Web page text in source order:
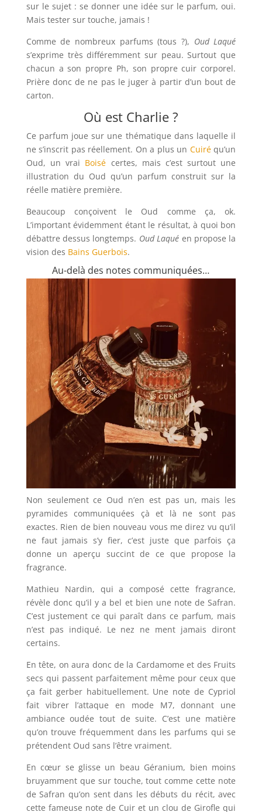
sur le sujet : se donner une idée sur le parfum, oui.
Mais tester sur touche, jamais !
Comme de nombreux parfums (tous ?), Oud Laqué
s’exprime très différemment sur peau. Surtout que
chacun a son propre Ph, son propre cuir corporel.
Prière donc de ne pas le juger à partir d’un bout de
carton.
Où est Charlie ?
Ce parfum joue sur une thématique dans laquelle il
ne s’inscrit pas réellement. On a plus un Cuiréqu’un
Oud, un vrai Boisé certes, mais c’est surtout une
illustration du Oud qu’un parfum construit sur la
réelle matière première.
Beaucoup conçoivent le Oud comme ça, ok.
L’important évidemment étant le résultat, à quoi bon
débattre dessus longtemps. Oud Laqué en propose la
vision des Bains Guerbois.
Au-delà des notes communiquées…
Non seulement ce Oud n’en est pas un, mais les
pyramides communiquées çà et là ne sont pas
exactes. Rien de bien nouveau vous me direz vu qu’il
ne faut jamais s’y fier, c’est juste que parfois ça
donne un aperçu succint de ce que propose la
fragrance.
Mathieu Nardin, qui a composé cette fragrance,
révèle donc qu’il y a bel et bien une note de Safran.
C’est justement ce qui paraît dans ce parfum, mais
n’est pas indiqué. Le nez ne ment jamais diront
certains.
En tête, on aura donc de la Cardamome et des Fruits
secs qui passent parfaitement même pour ceux que
ça fait gerber habituellement. Une note de Cypriol
fait vibrer l’attaque en mode M7, donnant une
ambiance oudée tout de suite. C’est une matière
qu’on trouve fréquemment dans les parfums qui se
prétendent Oud sans l’être vraiment.
En cœur se glisse un beau Géranium, bien moins
bruyamment que sur touche, tout comme cette note
de Safran qu’on sent dans les débuts du récit, avec
cette fameuse note de Cuir et un clou de Girofle qui